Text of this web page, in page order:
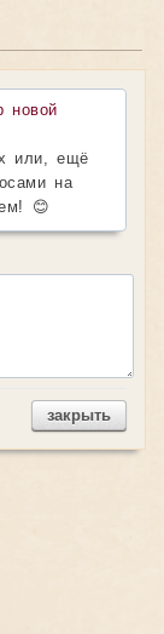
новой
или, ещё
на
😊
закрыть